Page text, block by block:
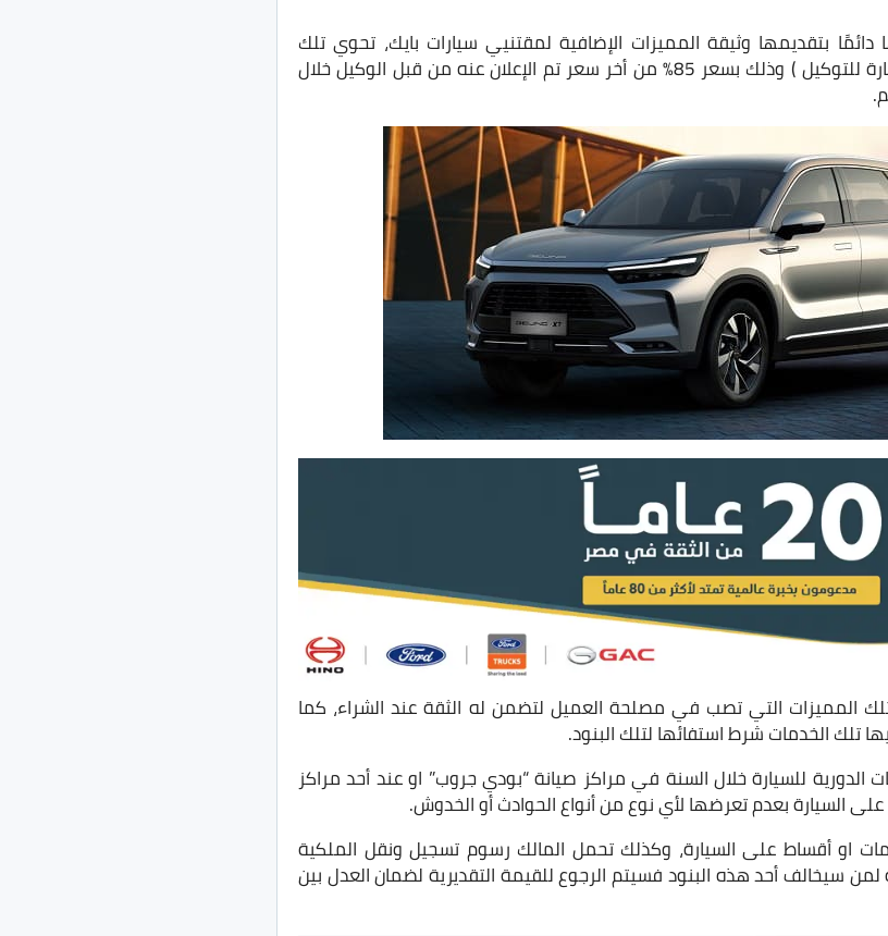
بتقديمها وثيقة المميزات الإضافية لمقتنيي سيارات بايك، تحوي تلك
المميزات ضمان إعادة البيع ( بيع السيارة للتوكيل ) وذلك بسعر 85% من أخر سعر تم الإعلان عنه من قبل الوكيل خلال
المميزات التي تصب في مصلحة العميل لتضمن له الثقة عند الشراء، كما
الخدمات شرط استفائها لتلك البنود.
الدورية للسيارة خلال السنة في مراكز صيانة “بودي جروب” او عند أحد مراكز
على السيارة بعدم تعرضها لأي نوع من أنواع الحوادث أو الخدوش.
او أقساط على السيارة، وكذلك تحمل المالك رسوم تسجيل ونقل الملكية
سيخالف أحد هذه البنود فسيتم الرجوع للقيمة التقديرية لضمان العدل بين